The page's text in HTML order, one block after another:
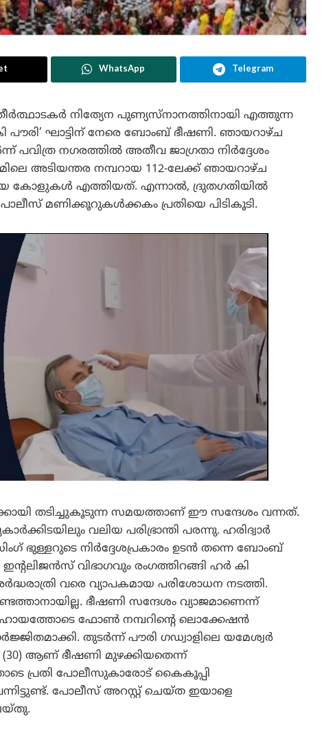
WhatsApp Telegram
നിത്യേന പുണ്യസ്നാനത്തിനായി എത്തുന്ന
ഘാട്ടിന് നേരെ ബോംബ് ഭീഷണി. ഞായറാഴ്ച
പവിത്ര നഗരത്തിൽ അതീവ ജാഗ്രതാ നിർദ്ദേശം
അടിയന്തര നമ്പറായ 112-ലേക്ക് ഞായറാഴ്ച
കോളുകൾ എത്തിയത്. എന്നാൽ, ദ്രുതഗതിയിൽ
മണിക്കൂറുകൾക്കകം പ്രതിയെ പിടികൂടി.
തടിച്ചുകൂടുന്ന സമയത്താണ് ഈ സന്ദേശം വന്നത്.
വലിയ പരിഭ്രാന്തി പരന്നു. ഹരിദ്വാർ
ഭുള്ളറുടെ നിർദ്ദേശപ്രകാരം ഉടൻ തന്നെ ബോംബ്
വിഭാഗവും രംഗത്തിറങ്ങി ഹർ കി
വരെ വ്യാപകമായ പരിശോധന നടത്തി.
ഭീഷണി സന്ദേശം വ്യാജമാണെന്ന്
ഫോൺ നമ്പറിന്റെ ലൊക്കേഷൻ
തുടർന്ന് പൗരി ഗഡ്വാളിലെ യമേശ്വർ
ആണ് ഭീഷണി മുഴക്കിയതെന്ന്
പ്രതി പോലീസുകാരോട് കൈകൂപ്പി
പോലീസ് അറസ്റ്റ് ചെയ്ത ഇയാളെ